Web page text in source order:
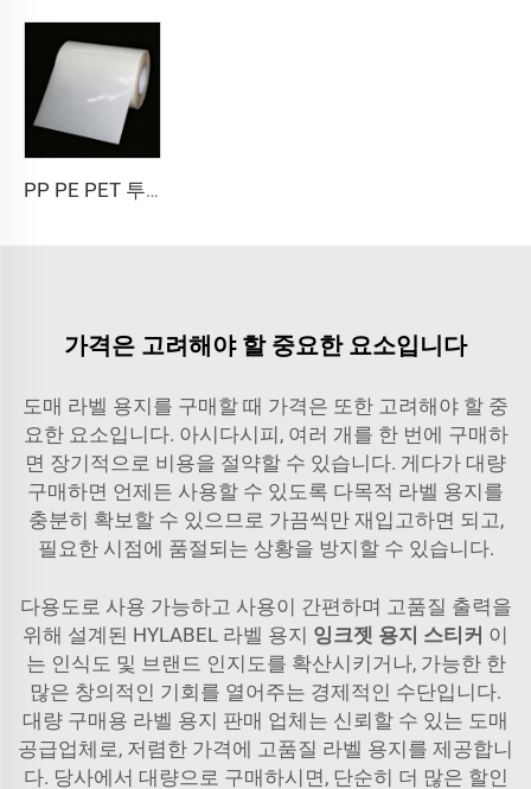
PP PE PET 투명 반투명 자가접착 합성 필름 소재 라벨지 대형 롤
가격은 고려해야 할 중요한 요소입니다
도매 라벨 용지를 구매할 때 가격은 또한 고려해야 할 중
요한 요소입니다. 아시다시피, 여러 개를 한 번에 구매하
면 장기적으로 비용을 절약할 수 있습니다. 게다가 대량
구매하면 언제든 사용할 수 있도록 다목적 라벨 용지를
충분히 확보할 수 있으므로 가끔씩만 재입고하면 되고,
필요한 시점에 품절되는 상황을 방지할 수 있습니다.
다용도로 사용 가능하고 사용이 간편하며 고품질 출력을
위해 설계된 HYLABEL 라벨 용지 잉크젯 용지 스티커 이
는 인식도 및 브랜드 인지도를 확산시키거나, 가능한 한
많은 창의적인 기회를 열어주는 경제적인 수단입니다.
대량 구매용 라벨 용지 판매 업체는 신뢰할 수 있는 도매
공급업체로, 저렴한 가격에 고품질 라벨 용지를 제공합니
다. 당사에서 대량으로 구매하시면, 단순히 더 많은 할인